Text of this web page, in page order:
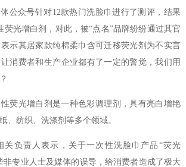
众号针对12款热门洗脸巾进行了测评，结果
荧光增白剂，对此，被“点名”品牌纷纷通过其官
示其居家款纯棉柔巾含可迁移荧光剂为不实言
消费者和生产企业都有了一定的警觉，我们用
光增白剂是一种色彩调理剂，具有亮白增艳
、纺织、洗涤剂等多个领域。
负责人表示，关于一次性洗脸巾产品“荧光
非专业人士及媒体的误导，给消费者造成了极大